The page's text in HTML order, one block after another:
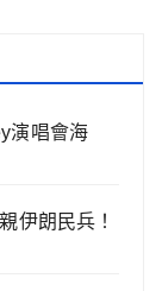
演唱會海
伊朗民兵！